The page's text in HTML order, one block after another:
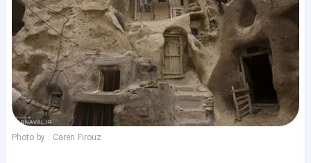
Photo by : Caren Firouz